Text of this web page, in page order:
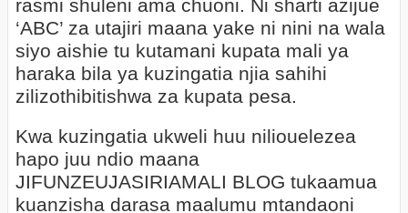
rasmi shuleni ama chuoni. Ni sharti azijue
‘ABC’ za utajiri maana yake ni nini na wala
siyo aishie tu kutamani kupata mali ya
haraka bila ya kuzingatia njia sahihi
zilizothibitishwa za kupata pesa.
Kwa kuzingatia ukweli huu niliouelezea
hapo juu ndio maana
JIFUNZEUJASIRIAMALI BLOG tukaamua
kuanzisha darasa maalumu mtandaoni